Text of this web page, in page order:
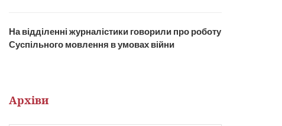
На відділенні журналістики говорили про роботу
Суспільного мовлення в умовах війни
Архіви